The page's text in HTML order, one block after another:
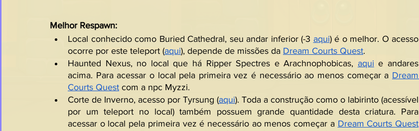
Melhor Respawn:
Local conhecido como Buried Cathedral, seu andar inferior (-3 aqui) é o melhor. O acesso
ocorre por este teleport (aqui), depende de missões da Dream Courts Quest.
Haunted Nexus, no local que há Ripper Spectres e Arachnophobicas, aqui e andares
acima. Para acessar o local pela primeira vez é necessário ao menos começar a Dream
Courts Quest com a npc Myzzi.
Corte de Inverno, acesso por Tyrsung (aqui). Toda a construção como o labirinto (acessível
por um teleport no local) também possuem grande quantidade desta criatura. Para
acessar o local pela primeira vez é necessário ao menos começar a Dream Courts Quest